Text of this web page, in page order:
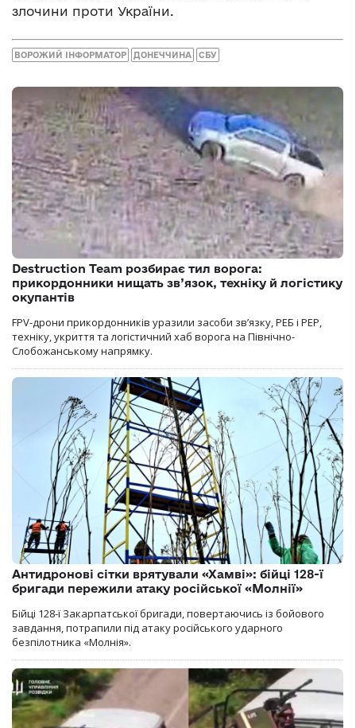
злочини проти України.
ВОРОЖИЙ ІНФОРМАТОР ДОНЕЧЧИНА СБУ
Destruction Team розбирає тил ворога:
прикордонники нищать зв’язок, техніку й логістику
окупантів
FPV-дрони прикордонників уразили засоби зв’язку, РЕБ і РЕР,
техніку, укриття та логістичний хаб ворога на Північно-
Слобожанському напрямку.
Антидронові сітки врятували «Хамві»: бійці 128-ї
бригади пережили атаку російської «Молнії»
Бійці 128-ї Закарпатської бригади, повертаючись із бойового
завдання, потрапили під атаку російського ударного
безпілотника «Молнія».